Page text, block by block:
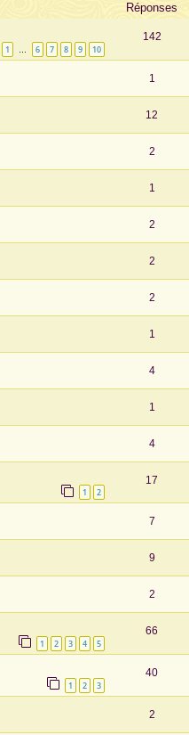
Réponses
1 … 6 7 8 9 10
142
1
12
2
1
2
2
2
1
4
1
4
1 2
17
7
9
2
1 2 3 4 5
66
1 2 3
40
2